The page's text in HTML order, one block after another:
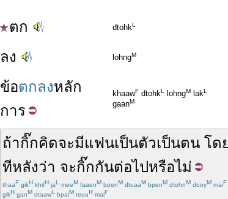
ตก dtohkL
ลง lohngM
ข้อตกลงหลัก
การ
khaawF dtohkL lohngM lakL
gaanM
ถ้ากิ๊กคิดจะมีแฟนเป็นตัวเป็นตน โด
ทีหลังว่า จะกิ๊กกันต่อไปหรือไม่
thaaF gikH khitH jaL meeM faaenM bpenM dtuaaM bpenM dtohnM dooyM maiF
gikH ganM dtaawL bpaiM reuuR maiF